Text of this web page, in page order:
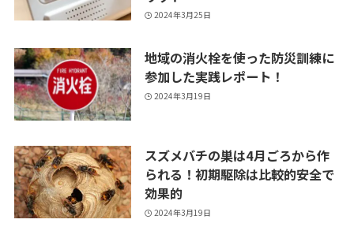
2024年3月25日
地域の消火栓を使った防災訓練に
参加した実践レポート！
2024年3月19日
スズメバチの巣は4月ごろから作
られる！初期駆除は比較的安全で
効果的
2024年3月19日